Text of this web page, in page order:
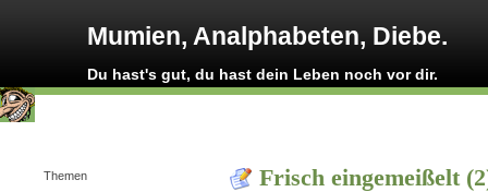
Mumien, Analphabeten, Diebe.
Du hast's gut, du hast dein Leben noch vor dir.
Frisch eingemeißelt
Themen